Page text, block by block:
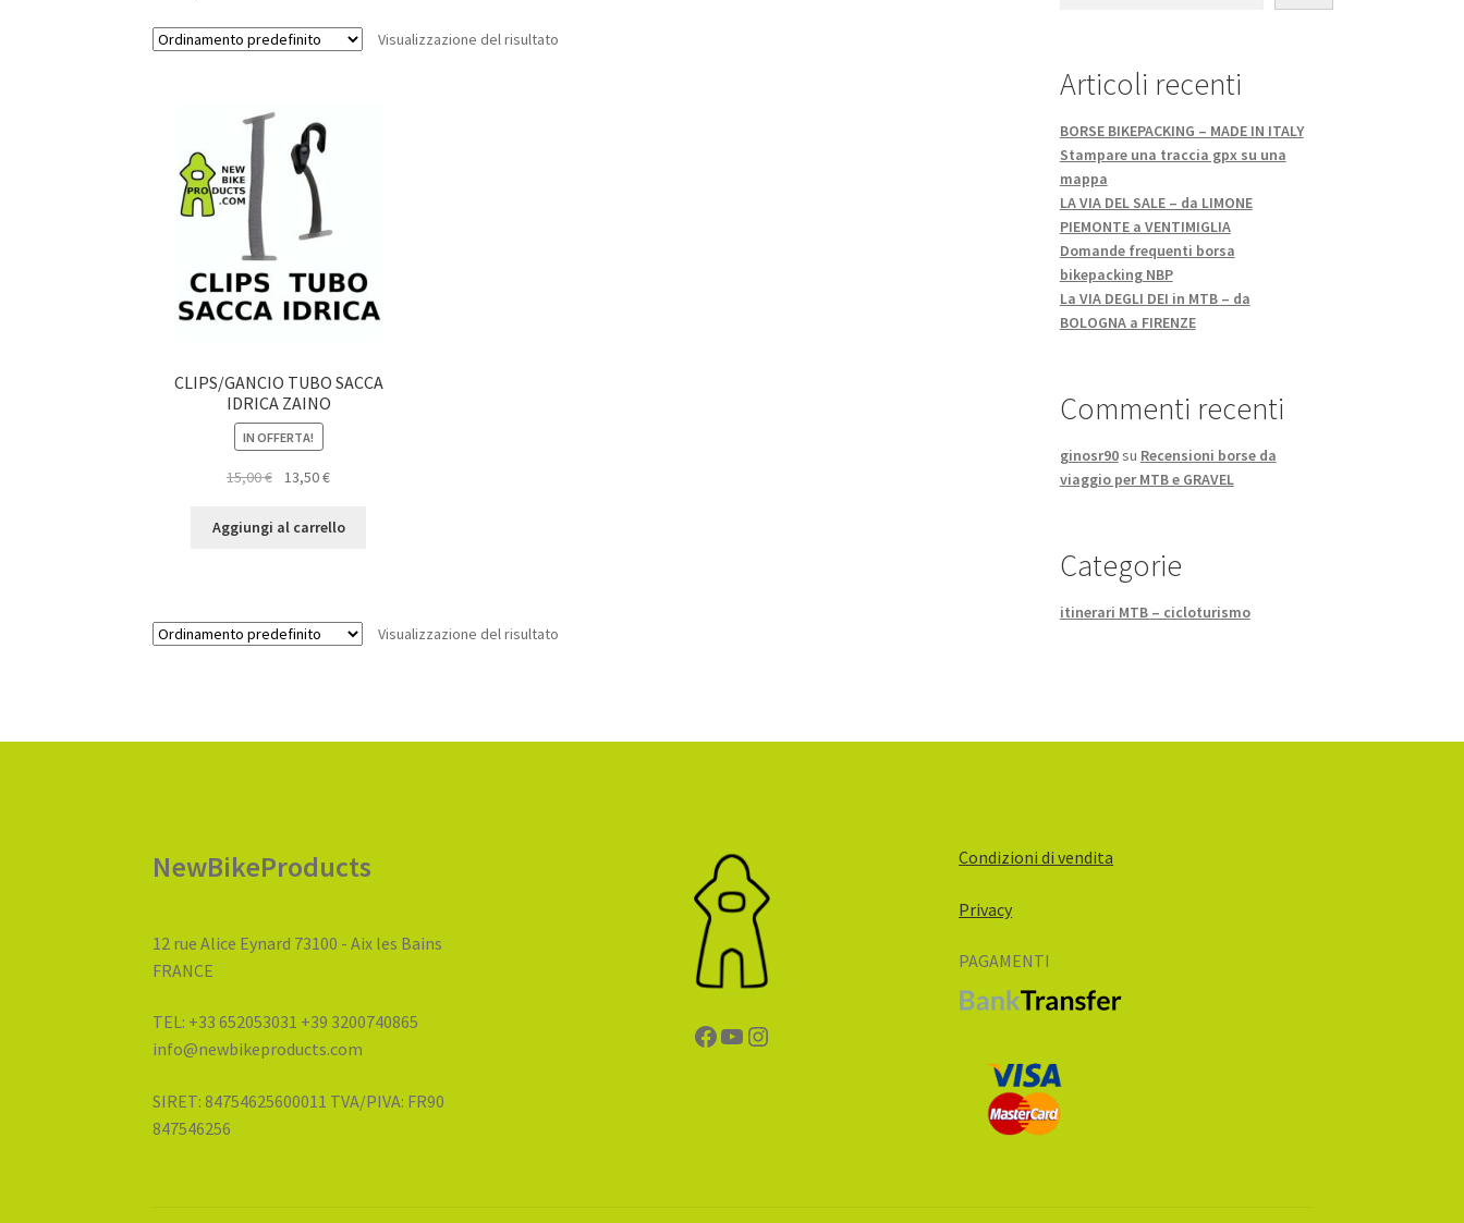
Visualizzazione del risultato
CLIPS/GANCIO TUBO SACCA
IDRICA ZAINO
IN OFFERTA!
15,00€
originale
13,50€Il
attuale
Aggiungi al carrello
Visualizzazione del risultato
Articoli recenti
BORSE BIKEPACKING – MADE IN ITALY
Stampare una traccia gpx su una
mappa
LA VIA DEL SALE – da LIMONE
PIEMONTE a VENTIMIGLIA
Domande frequenti borsa
bikepacking NBP
La VIA DEGLI DEI in MTB – da
BOLOGNA a FIRENZE
Commenti recenti
ginosr90su Recensioni borse da
viaggio per MTB e GRAVEL
Categorie
itinerari MTB – cicloturismo
NewBikeProducts
12 rue Alice Eynard 73100 - Aix les Bains
FRANCE
TEL: +33 652053031 +39 3200740865
info@newbikeproducts.com
SIRET: 84754625600011 TVA/PIVA: FR90
847546256
Facebook
YouTube
Instagram
Condizioni di vendita
Privacy
PAGAMENTI